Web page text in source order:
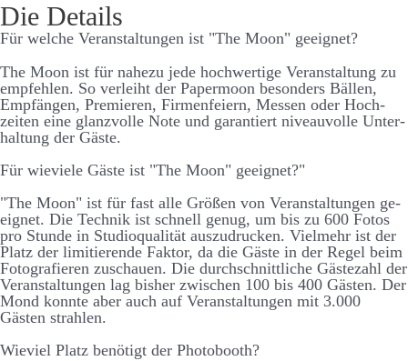
Die Details
Für welche Ver­an­stalt­ungen ist "The Moon" ge­eignet?
The Moon ist für nahe­zu jede hoch­­wert­ige Ver­­an­­stalt­­ung zu
emp­­fehlen. So ver­­leiht der Paper­­moon be­­sonders Bällen,
Emp­fängen, Premieren, Firmen­­feiern, Messen oder Hoch­­
zeiten eine glanz­volle Note und garant­iert niveau­­volle Unter­­
halt­­ung der Gäste.
Für wie­viele Gäste ist "The Moon" ge­eignet?"
"The Moon" ist für fast alle Größen von Ver­­an­­stalt­­ungen ge­­
eignet. Die Technik ist schnell genug, um bis zu 600 Fotos
pro Stunde in Studio­­qualität aus­­zu­­drucken. Viel­­mehr ist der
Platz der limitierende Faktor, da die Gäste in der Regel beim
Foto­­grafieren zu­schauen. Die durch­­schnitt­­liche Gäste­­zahl der
Ver­­an­­stalt­­ungen lag bis­her zwischen 100 bis 400 Gästen. Der
Mond konnte aber auch auf Ver­­an­stalt­­ungen mit 3.000
Gästen strahlen.
Wie­viel Platz be­nötigt der Photo­booth?